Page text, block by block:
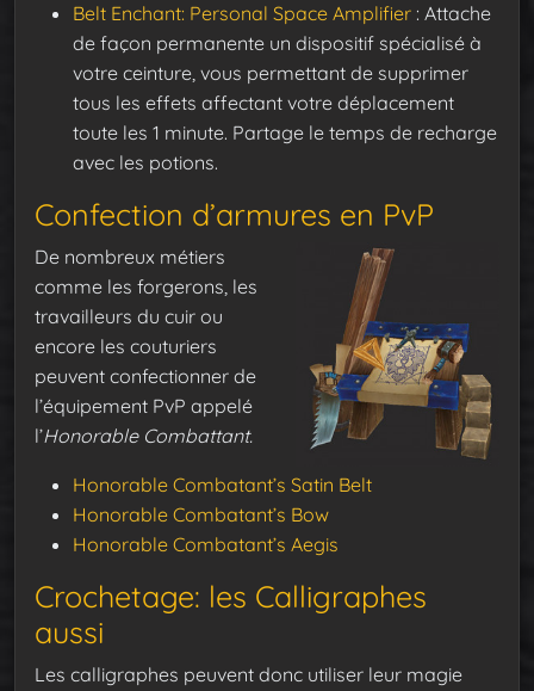
Belt Enchant: Personal Space Amplifier : Attache
de façon permanente un dispositif spécialisé à
votre ceinture, vous permettant de supprimer
tous les effets affectant votre déplacement
toute les 1 minute. Partage le temps de recharge
avec les potions.
Confection d’armures en PvP
De nombreux métiers
comme les forgerons, les
travailleurs du cuir ou
encore les couturiers
peuvent confectionner de
l’équipement PvP appelé
l’Honorable Combattant.
Honorable Combatant’s Satin Belt
Honorable Combatant’s Bow
Honorable Combatant’s Aegis
Crochetage: les Calligraphes
aussi
Les calligraphes peuvent donc utiliser leur magie